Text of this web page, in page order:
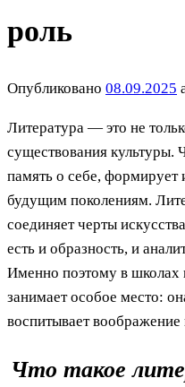
роль
Опубликовано 08.09.2025
Литература — это не
существования культуры.
память о себе, формирует
будущим поколениям.
соединяет черты
есть и образность, и
Именно поэтому в школах
занимает особое место:
воспитывает воображение
Что такое